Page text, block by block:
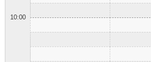
10:00